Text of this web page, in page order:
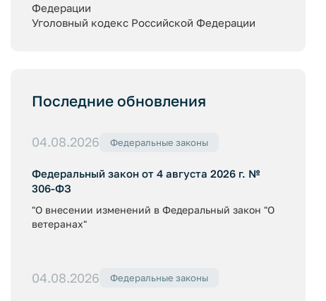
Федерации
Уголовный кодекс Российской Федерации
Последние обновления
04.08.2026 Федеральные законы
Федеральный закон от 4 августа 2026 г. №
306-ФЗ
"О внесении изменений в Федеральный закон "О
ветеранах"
04.08.2026 Федеральные законы